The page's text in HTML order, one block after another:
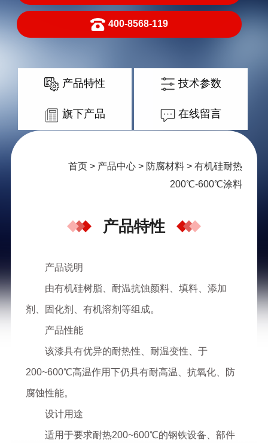
400-8568-119
产品特性 技术参数
旗下产品 在线留言
首页 > 产品中心 > 防腐材料 > 有机硅耐热
200℃-600℃涂料
产品特性
产品说明
由有机硅树脂、耐温抗蚀颜料、填料、添加
剂、固化剂、有机溶剂等组成。
产品性能
该漆具有优异的耐热性、耐温变性、于
200~600℃高温作用下仍具有耐高温、抗氧化、防
腐蚀性能。
设计用途
适用于要求耐热200~600℃的钢铁设备、部件